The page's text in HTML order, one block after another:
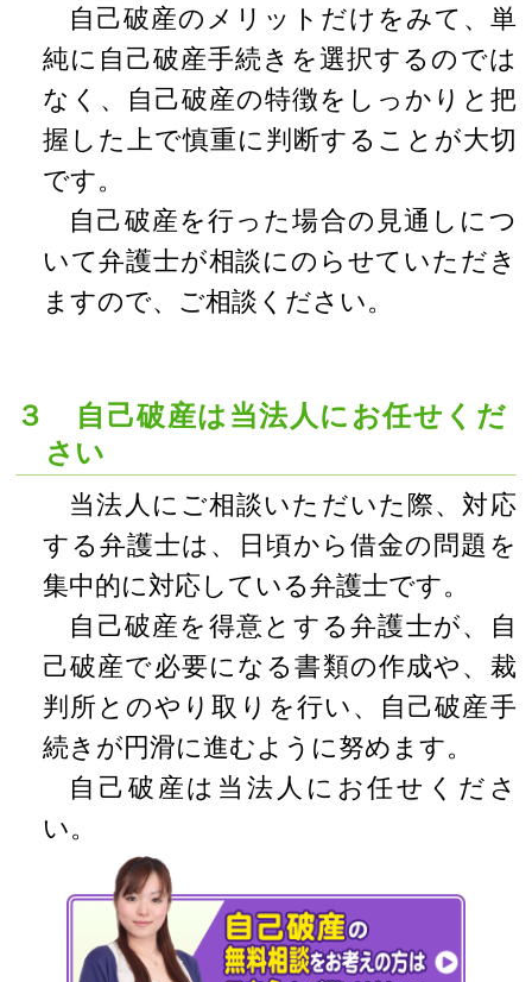
自己破産のメリットだけをみて、単
純に自己破産手続きを選択するのでは
なく、自己破産の特徴をしっかりと把
握した上で慎重に判断することが大切
です。
自己破産を行った場合の見通しにつ
いて弁護士が相談にのらせていただき
ますので、ご相談ください。
３ 自己破産は当法人にお任せくだ
さい
当法人にご相談いただいた際、対応
する弁護士は、日頃から借金の問題を
集中的に対応している弁護士です。
自己破産を得意とする弁護士が、自
己破産で必要になる書類の作成や、裁
判所とのやり取りを行い、自己破産手
続きが円滑に進むように努めます。
自己破産は当法人にお任せくださ
い。